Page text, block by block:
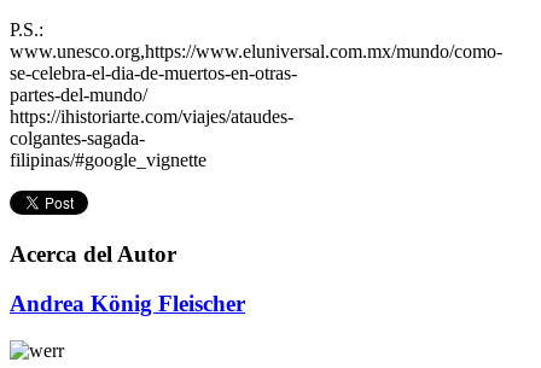
P.S.:
www.unesco.org,https://www.eluniversal.com.mx/mundo/como-
se-celebra-el-dia-de-muertos-en-otras-
partes-del-mundo/
https://ihistoriarte.com/viajes/ataudes-
colgantes-sagada-
filipinas/#google_vignette
Acerca del Autor
Andrea König Fleischer